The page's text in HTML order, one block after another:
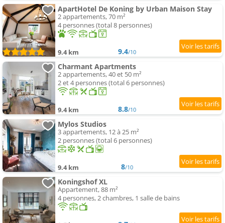
ApartHotel De Koning by Urban Maison Stay
2 appartements, 70 m²
4 personnes (total 8 personnes)
9.4 km 9.4/10
Charmant Apartments
2 appartements, 40 et 50 m²
2 et 4 personnes (total 6 personnes)
9.4 km 8.8/10
Mylos Studios
3 appartements, 12 à 25 m²
2 personnes (total 6 personnes)
9.4 km 8/10
Koningshof XL
Appartement, 88 m²
4 personnes, 2 chambres, 1 salle de bains